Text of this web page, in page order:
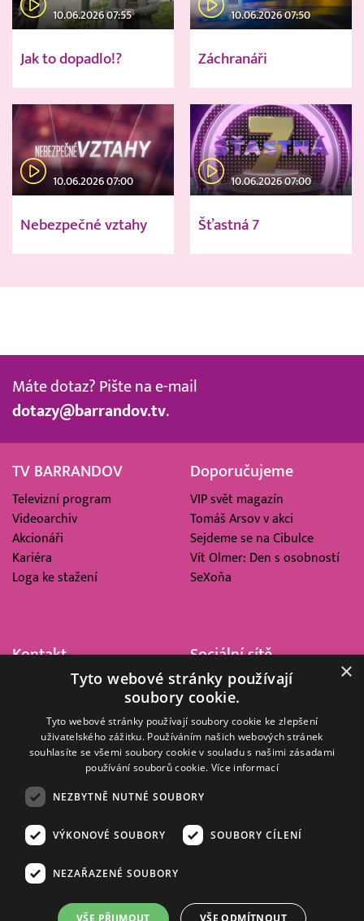
10.06.2026 07:55
Jak to dopadlo!?
10.06.2026 07:50
Záchranáři
10.06.2026 07:00
Nebezpečné vztahy
10.06.2026 07:00
Šťastná 7
Máte dotaz? Pište na e-mail
dotazy@barrandov.tv.
TV BARRANDOV
Televizní program
Videoarchiv
Akcionáři
Kariéra
Loga ke stažení
Doporučujeme
VIP svět magazín
Tomáš Arsov v akci
Sejdeme se na Cibulce
Vít Olmer: Den s osobností
SeXoňa
Kontakt
Barrandov Televizní Studio,
Kříženeckého nám. 322
152 00 Praha 5
IČ 416 93 311
Sociální sítě
© 2008–2026 EMPRESA MEDIA, a.s. Všechna práva vyhrazena.
Zásady ochrany osobních a dalších zpracovávaných údajů
Informace o měření sledovanosti videa ve video archivu
×
Tyto webové stránky používají
soubory cookie.
Tyto webové stránky používají soubory cookie ke zlepšení
uživatelského zážitku. Používáním našich webových stránek
souhlasíte se všemi soubory cookie v souladu s našimi zásadami
používání souborů cookie. Více informací
NEZBYTNĚ NUTNÉ SOUBORY
VÝKONOVÉ SOUBORY SOUBORY CÍLENÍ
NEZAŘAZENÉ SOUBORY
VŠE PŘIJMOUT VŠE ODMÍTNOUT